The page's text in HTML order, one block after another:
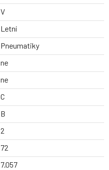
V
Letní
Pneumatiky
ne
ne
C
B
2
72
7.057